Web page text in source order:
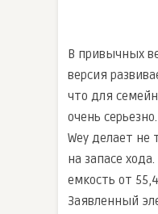
В привычных
версия
что для
очень
Wey делает не
на запасе
емкость от
Заявленный